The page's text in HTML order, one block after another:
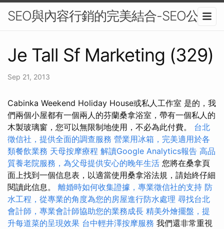
SEO與內容行銷的完美結合-SEO公司
Je Tall Sf Marketing (329)
Sep 21, 2013
Cabinka Weekend Holiday House或私人工作室 是的，我
們兩個小屋都有一個兩人的芬蘭桑拿浴室，帶有一個私人的
木製玻璃窗，您可以無限制地使用，不必為此付費。 台北
徵信社，提供全面的調查服務 營業用冰箱，完美適用於各
類餐飲業務 天母按摩療程 解讀Google Analytics報告 高品
質養老院服務，為父母提供安心的晚年生活 您將在桑拿頁
面上找到一個信息表，以適當使用桑拿浴法規，請始終仔細
閱讀此信息。 離婚時如何收集證據，專業徵信社的支持 防
水工程，從專業的角度為您的房屋進行防水處理 尋找台北
會計師，專業會計師協助您的業務成長 精美外燴擺盤，提
升每道菜的呈現效果 台中輕井澤按摩服務 我們還非常重視